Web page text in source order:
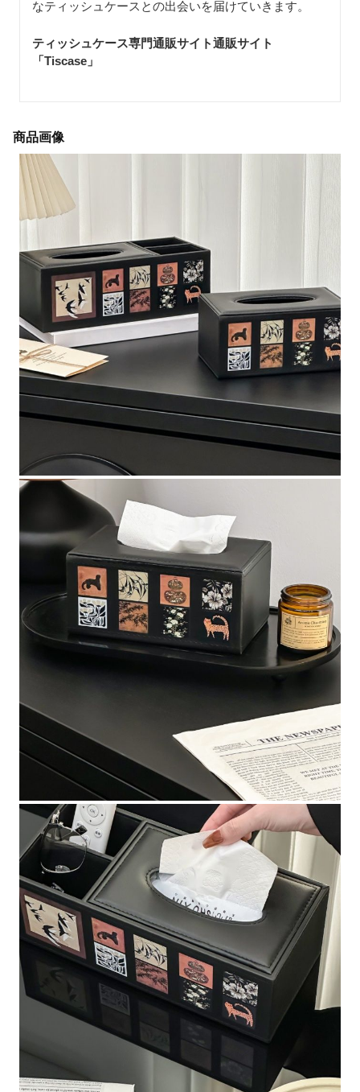
なティッシュケースとの出会いを届けていきます。
ティッシュケース専門通販サイト通販サイト
「Tiscase 」
商品画像